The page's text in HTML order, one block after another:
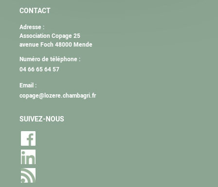
CONTACT
Adresse :
Association Copage 25
avenue Foch 48000 Mende
Numéro de téléphone :
04 66 65 64 57
Email :
copage@lozere.chambagri.fr
SUIVEZ-NOUS